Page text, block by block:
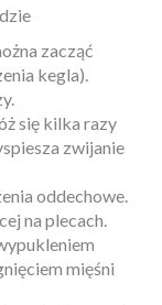
zacząć
kegla).
się kilka razy
zwijanie
oddechowe.
na plecach.
mięśni